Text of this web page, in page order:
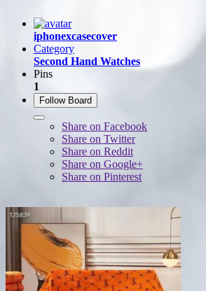
iphonexcasecover
Category
Second Hand Watches
Pins
1
Follow Board
Share on Facebook
Share on Twitter
Share on Reddit
Share on Google+
Share on Pinterest